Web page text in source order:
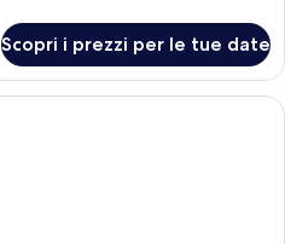
Scopri i prezzi per le tue date